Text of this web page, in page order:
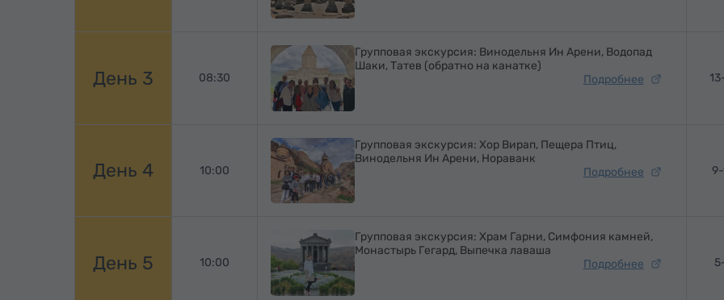
День 3 08:30
Групповая экскурсия: Винодельня Ин Арени, Водопад
Шаки, Татев (обратно на канатке)
Подробнее
День 4 10:00
Групповая экскурсия: Хор Вирап, Пещера Птиц,
Винодельня Ин Арени, Нораванк
Подробнее
9-
День 5 10:00
Групповая экскурсия: Храм Гарни, Симфония камней,
Монастырь Гегард, Выпечка лаваша
Подробнее